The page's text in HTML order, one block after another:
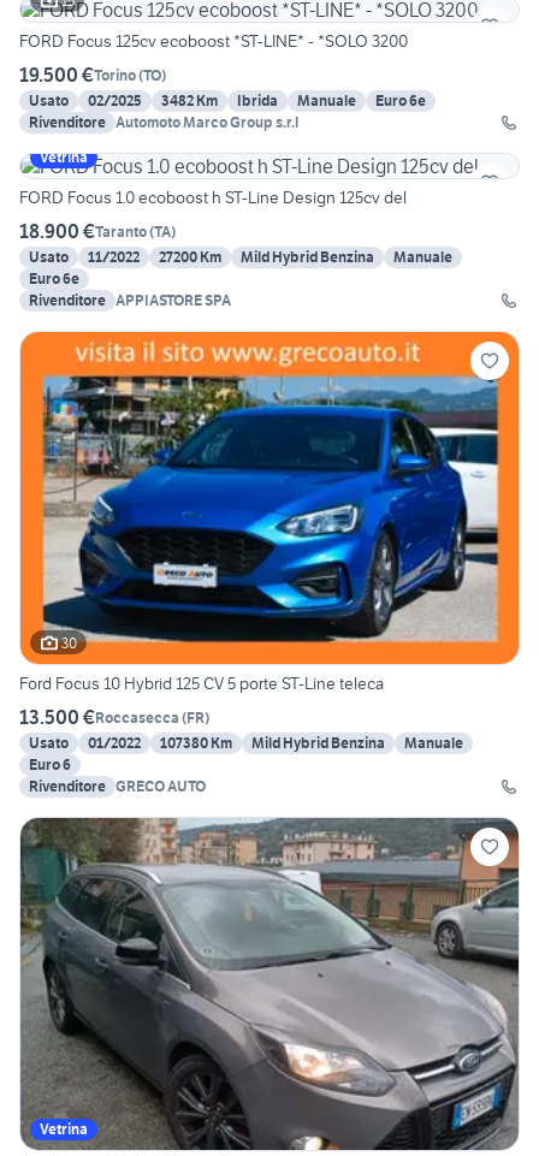
FORD Focus 125cv ecoboost *ST-LINE* - *SOLO 3200
19.500 €Torino(TO)
Usato
02/2025 3482 Km Ibrida Manuale
Euro 6e
Rivenditore Automoto Marco Group s.r.l
Vetrina
FORD Focus 1.0 ecoboost h ST-Line Design 125cv del
18.900 €Taranto(TA)
Usato
11/2022 27200 Km Mild Hybrid Benzina
Manuale
Euro 6e
Rivenditore APPIASTORE SPA
30
Ford Focus 10 Hybrid 125 CV 5 porte ST-Line teleca
13.500 €Roccasecca (FR)
Usato
01/2022 107380 Km Mild Hybrid Benzina
Manuale
Euro 6
Rivenditore GRECO AUTO
Vetrina